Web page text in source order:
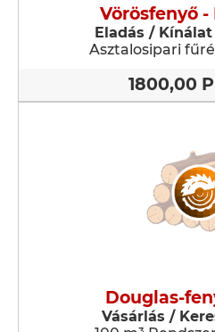
Vörösfenyő -
Eladás /
Asztalosipari
1800,00
Douglas-
Vásárlás /